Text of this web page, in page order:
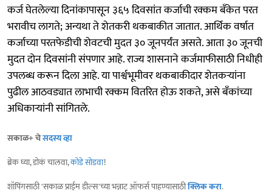
कर्ज घेतलेल्या दिनांकापासून ३६५ दिवसांत कर्जाची रक्कम बँकेत परत
भरावीच लागते; अन्यथा ते शेतकरी थकबाकीत जातात. आर्थिक वर्षात
कर्जाच्या परतफेडीची शेवटची मुदत ३० जूनपर्यंत असते. आता ३० जूनची
मुदत दोन दिवसांनी संपणार आहे. राज्य शासनाने कर्जमाफीसाठी निधीही
उपलब्ध करून दिला आहे. या पार्श्वभूमीवर थकबाकीदार शेतकऱ्यांना
पुढील आठवड्यात लाभाची रक्कम वितरित होऊ शकते, असे बँकांच्या
अधिकाऱ्यांनी सांगितले.
सकाळ+ चेसदस्य व्हा
ब्रेक घ्या, डोकं चालवा,कोडे सोडवा!
शॉपिंगसाठी 'सकाळ प्राईम डील्स'च्या भन्नाट ऑफर्स पाहण्यासाठीक्लिक करा.